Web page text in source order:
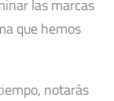
las marcas
que hemos
notarás